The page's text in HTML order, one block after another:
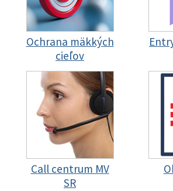
Ochrana mäkkých
cieľov
Call centrum MV
SR